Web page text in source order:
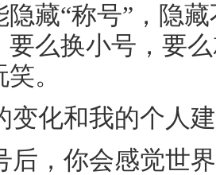
隐藏“称号”，隐
要么换小号，要
。
变化和我的个人
后，你会感觉世